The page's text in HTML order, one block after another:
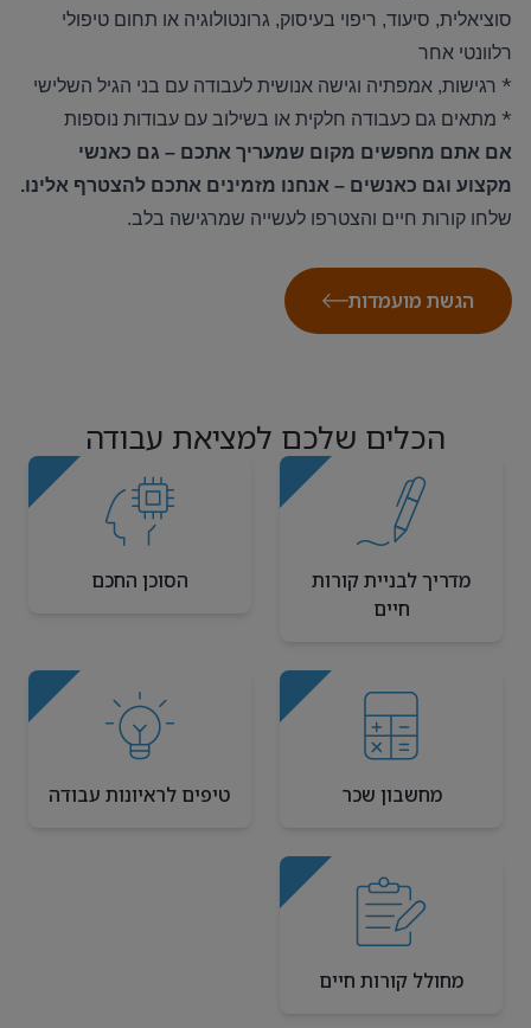
סוציאלית, סיעוד, ריפוי בעיסוק, גרונטולוגיה או תחום טיפולי
רלוונטי אחר
* רגישות, אמפתיה וגישה אנושית לעבודה עם בני הגיל השלישי
* מתאים גם כעבודה חלקית או בשילוב עם עבודות נוספות
אם אתם מחפשים מקום שמעריך אתכם – גם כאנשי
מקצוע וגם כאנשים – אנחנו מזמינים אתכם להצטרף אלינו.
שלחו קורות חיים והצטרפו לעשייה שמרגישה בלב.
הגשת מועמדות
הכלים שלכם למציאת עבודה
מדריך לבניית קורות
חיים
הסוכן החכם
מחשבון שכר טיפים לראיונות עבודה
מחולל קורות חיים